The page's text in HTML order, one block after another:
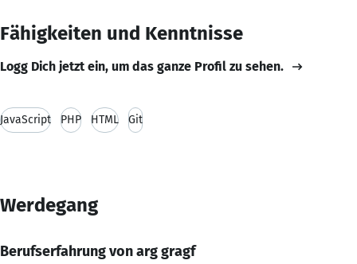
Fähigkeiten und Kenntnisse
Logg Dich jetzt ein, um das ganze Profil zu sehen.
JavaScript PHP HTML Git
Werdegang
Berufserfahrung von arg gragf